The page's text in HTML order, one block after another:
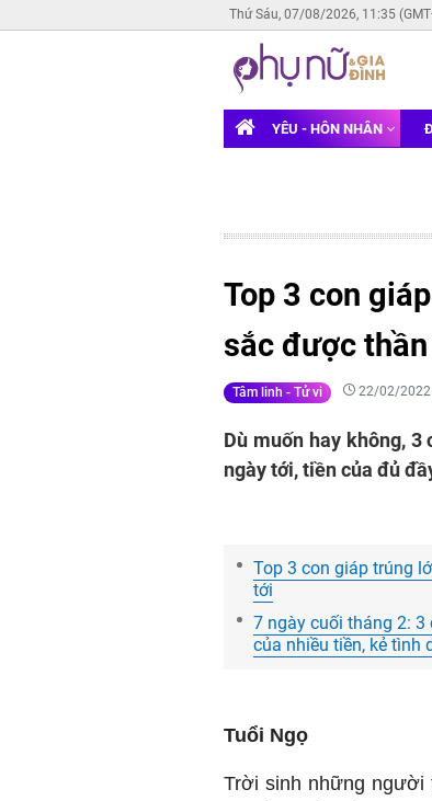
Thứ Sáu, 07/08/2026, 11:35
YÊU - HÔN NHÂN
Top 3 con
sắc được
Tâm linh - Tử vi 22/02/2022
Dù muốn hay không,
ngày tới, tiền của đủ
Top 3 con giáp trúng
tới
7 ngày cuối tháng 2: 3
của nhiều tiền, kẻ tình
Tuổi Ngọ
Trời sinh những người